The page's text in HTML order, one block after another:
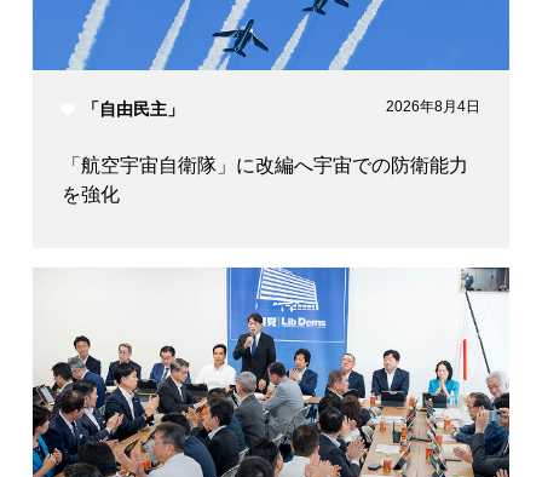
「自由民主」 2026年8月4日
「航空宇宙自衛隊」に改編へ宇宙での防衛能力
を強化